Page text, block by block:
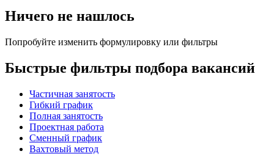
Ничего не нашлось
Попробуйте изменить формулировку или фильтры
Быстрые фильтры подбора вакансий
Частичная занятость
Гибкий график
Полная занятость
Проектная работа
Сменный график
Вахтовый метод